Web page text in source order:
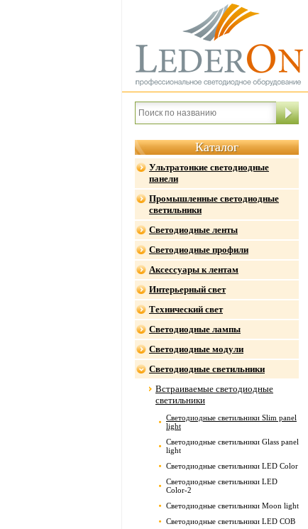
Каталог
Ультратонкие светодиодные
панели
Промышленные светодиодные
светильники
Светодиодные ленты
Светодиодные профили
Аксессуары к лентам
Интерьерный свет
Технический свет
Светодиодные лампы
Светодиодные модули
Светодиодные светильники
Встраиваемые светодиодные
светильники
Светодиодные светильники Slim panel
light
Светодиодные светильники Glass panel
light
Светодиодные светильники LED Color
Светодиодные светильники LED
Color-2
Светодиодные светильники Moon light
Светодиодные светильники LED COB